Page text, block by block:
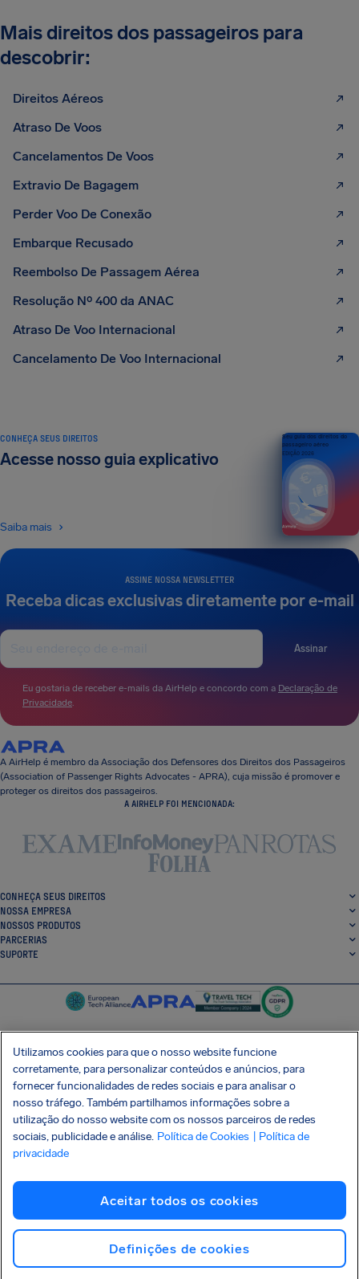
Mais direitos dos passageiros para
descobrir:
Direitos Aéreos
Atraso De Voos
Cancelamentos De Voos
Extravio De Bagagem
Perder Voo De Conexão
Embarque Recusado
Reembolso De Passagem Aérea
Resolução Nº 400 da ANAC
Atraso De Voo Internacional
Cancelamento De Voo Internacional
ASSINE NOSSA NEWSLETTER
Receba dicas exclusivas diretamente por e-mail
Assinar
Eu gostaria de receber e-mails da AirHelp e concordo com a Declaração de
Privacidade.
CONHEÇA SEUS DIREITOS
Acesse nosso guia explicativo
Saiba mais
Seu guia dos direitos do
passageiro aéreo
EDIÇÃO 2026
A AirHelp é membro da Associação dos Defensores dos Direitos dos Passageiros
(Association of Passenger Rights Advocates - APRA), cuja missão é promover e
proteger os direitos dos passageiros.
A AIRHELP FOI MENCIONADA:
CONHEÇA SEUS DIREITOS
NOSSA EMPRESA
NOSSOS PRODUTOS
PARCERIAS
SUPORTE
SocialFacebook
SocialTwitter
SocialInstagram
SocialLinkedin
BAIXE GRÁTIS NOSSO APP
Política de Privacidade
Imprint
Ataque à cadeia de suprimentos Shai-Hulud
Copyright © 2026 AirHelp
Utilizamos cookies para que o nosso website funcione
corretamente, para personalizar conteúdos e anúncios, para
fornecer funcionalidades de redes sociais e para analisar o
nosso tráfego. Também partilhamos informações sobre a
utilização do nosso website com os nossos parceiros de redes
sociais, publicidade e análise. Política de Cookies
| Política de
privacidade
Aceitar todos os cookies
Definições de cookies